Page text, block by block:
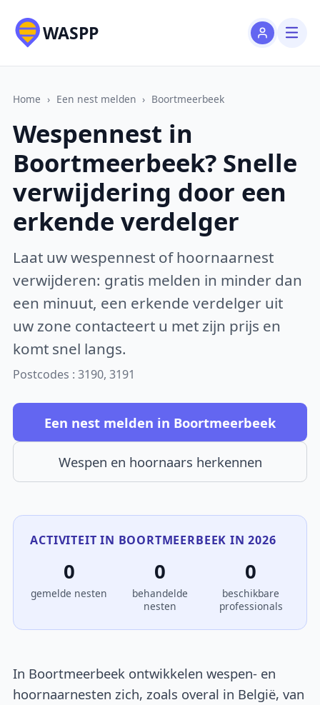
WASPP
Home › Een nest melden › Boortmeerbeek
Wespennest in
Boortmeerbeek? Snelle
verwijdering door een
erkende verdelger
Laat uw wespennest of hoornaarnest
verwijderen: gratis melden in minder dan
een minuut, een erkende verdelger uit
uw zone contacteert u met zijn prijs en
komt snel langs.
Postcodes : 3190, 3191
Een nest melden in Boortmeerbeek
Wespen en hoornaars herkennen
ACTIVITEIT IN BOORTMEERBEEK IN 2026
0
gemelde nesten
0
behandelde
nesten
0
beschikbare
professionals
In Boortmeerbeek ontwikkelen wespen- en
hoornaarnesten zich, zoals overal in België, van